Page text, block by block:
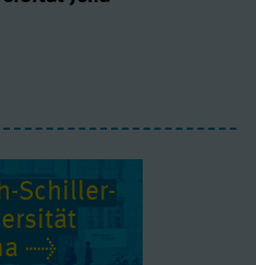
Profil
Schiller-